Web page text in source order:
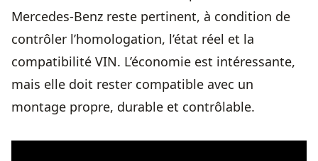
Mercedes-Benz reste pertinent, à condition de
contrôler l’homologation, l’état réel et la
compatibilité VIN. L’économie est intéressante,
mais elle doit rester compatible avec un
montage propre, durable et contrôlable.